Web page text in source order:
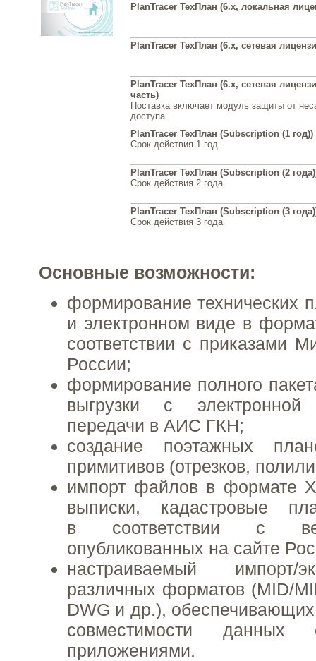
PlanTracer ТехПлан (6.x, локальная
PlanTracer ТехПлан (6.x, сетевая
PlanTracer ТехПлан (6.x, сетевая
часть)
Поставка включает модуль защиты от
доступа
PlanTracer ТехПлан (Subscription (1 год))
Срок действия 1 год
PlanTracer ТехПлан (Subscription (2
Срок действия 2 года
PlanTracer ТехПлан (Subscription (3
Срок действия 3 года
Основные возможности:
формирование технических
и электронном виде в
соответствии с приказами
России;
формирование полного
выгрузки с
передачи в АИС ГКН;
создание поэтажных
примитивов (отрезков,
импорт файлов в формате
выписки, кадастровые
в соответствии с
опубликованных на сайте
настраиваемый импорт/
различных форматов (MID/
DWG и др.),
совместимости данных
приложениями.